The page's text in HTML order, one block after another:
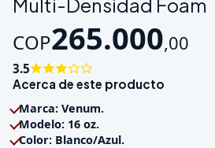
COP265.000,00
3.5
Acerca de este producto
Marca: Venum.
Modelo: 16 oz.
Color: Blanco/Azul.